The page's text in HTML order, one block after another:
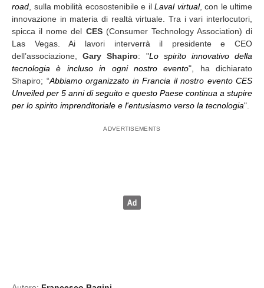
road , sulla mobilità ecosostenibile e il Laval virtual, con le ultime
innovazione in materia di realtà virtuale. Tra i vari interlocutori,
spicca il nome del CES (Consumer Technology Association) di
Las Vegas. Ai lavori interverrà il presidente e CEO
dell’associazione,Gary Shapiro: "Lo spirito innovativo della
tecnologia è incluso in ogni nostro evento", ha dichiarato
Shapiro; “Abbiamo organizzato in Francia il nostro evento CES
Unveiled per 5 anni di seguito e questo Paese continua a stupire
per lo spirito imprenditoriale e l'entusiasmo verso la tecnologia".